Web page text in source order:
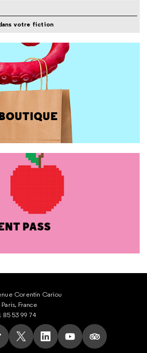
votre fiction
PASS
Corentin Cariou
France
85 53 99 74
Instagram
sur Facebook
nous sur Tik Tok
Suivez nous sur X
Suivez nous sur LinkedIn
Suivez nous sur
Suivez nous